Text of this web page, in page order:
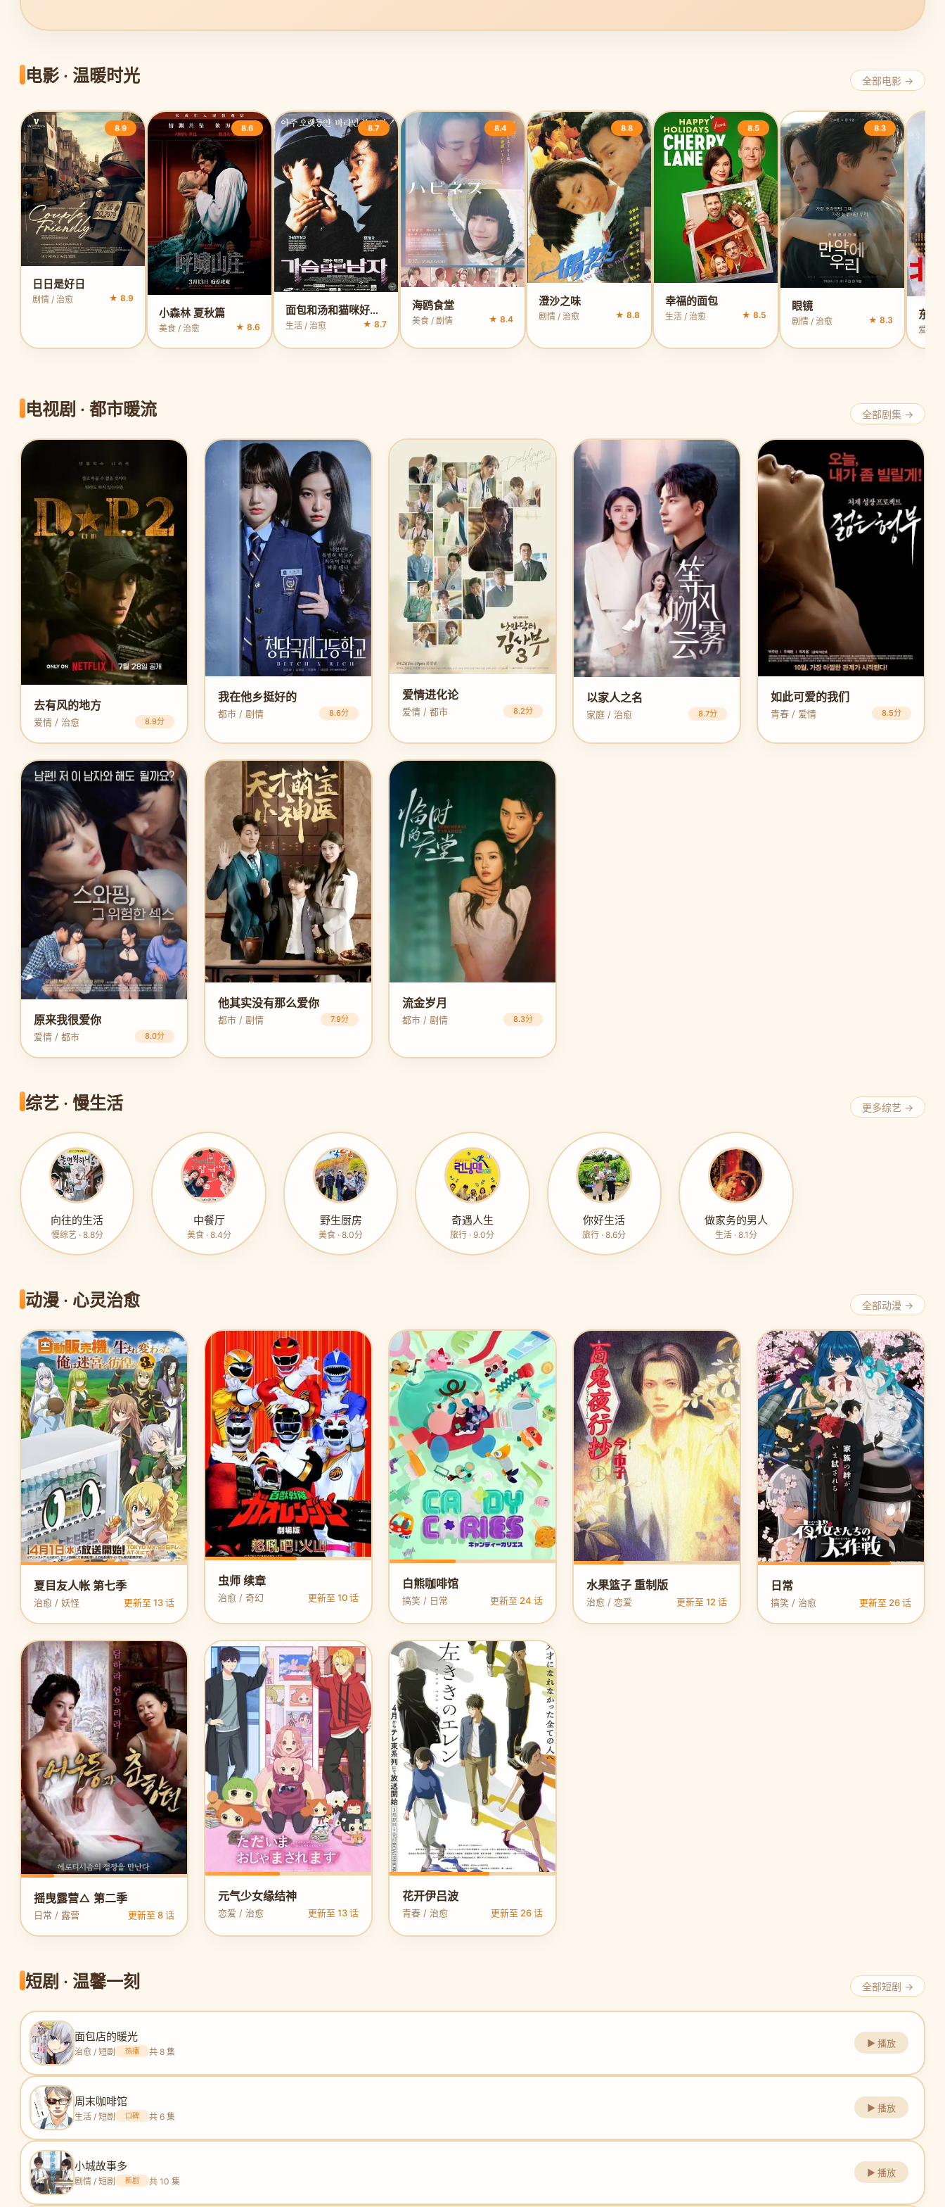
电影 · 温暖时光 全部电影 →
8.9
日日是好日
剧情 / 治愈 ★ 8.9
8.6
小森林 夏秋篇
美食 / 治愈 ★ 8.6
8.7
面包和汤和猫咪好天气
生活 / 治愈 ★ 8.7
8.4
海鸥食堂
美食 / 剧情 ★ 8.4
8.8
澄沙之味
剧情 / 治愈 ★ 8.8
8.5
幸福的面包
生活 / 治愈 ★ 8.5
8.3
眼镜
剧情 / 治愈 ★ 8.3 东京
爱情 /
电视剧 · 都市暖流 全部剧集 →
去有风的地方
爱情 / 治愈 8.9分
我在他乡挺好的
都市 / 剧情 8.6分
爱情进化论
爱情 / 都市 8.2分
以家人之名
家庭 / 治愈 8.7分
如此可爱的我们
青春 / 爱情 8.5分
原来我很爱你
爱情 / 都市 8.0分
他其实没有那么爱你
都市 / 剧情 7.9分
流金岁月
都市 / 剧情 8.3分
综艺 · 慢生活 更多综艺 →
向往的生活
慢综艺 · 8.8分
中餐厅
美食 · 8.4分
野生厨房
美食 · 8.0分
奇遇人生
旅行 · 9.0分
你好生活
旅行 · 8.6分
做家务的男人
生活 · 8.1分
动漫 · 心灵治愈 全部动漫 →
夏目友人帐 第七季
治愈 / 妖怪 更新至 13 话
虫师 续章
治愈 / 奇幻 更新至 10 话
白熊咖啡馆
搞笑 / 日常 更新至 24 话
水果篮子 重制版
治愈 / 恋爱 更新至 12 话
日常
搞笑 / 治愈 更新至 26 话
摇曳露营△ 第二季
日常 / 露营 更新至 8 话
元气少女缘结神
恋爱 / 治愈 更新至 13 话
花开伊吕波
青春 / 治愈 更新至 26 话
短剧 · 温馨一刻 全部短剧 →
面包店的暖光
治愈 / 短剧 热播 共 8 集
▶ 播放
周末咖啡馆
生活 / 短剧 口碑 共 6 集
▶ 播放
小城故事多
剧情 / 短剧 新剧 共 10 集
▶ 播放